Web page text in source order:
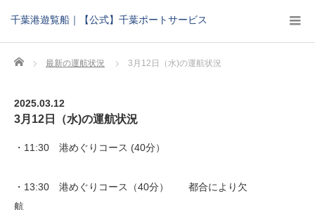
千葉港遊覧船｜【公式】千葉ポートサービス
Home 最新の運航状況 3月12日（水)の運航状況
2025.03.12
3月12日（水)の運航状況
・11:30 港めぐりコース (40分）
・13:30 港めぐりコース（40分） 都合により欠
航